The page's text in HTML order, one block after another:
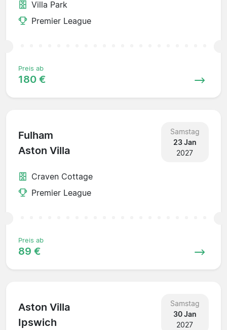
Villa Park
Premier League
Preis ab
180 €
Fulham
Aston Villa
Samstag
23 Jan
2027
Craven Cottage
Premier League
Preis ab
89 €
Aston Villa
Ipswich
Samstag
30 Jan
2027